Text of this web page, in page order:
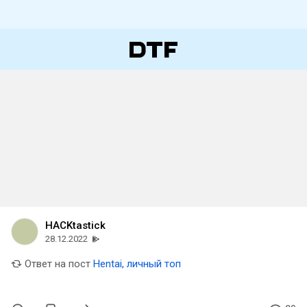
HACKtastick
28.12.2022
Ответ на пост Hentai, личный топ